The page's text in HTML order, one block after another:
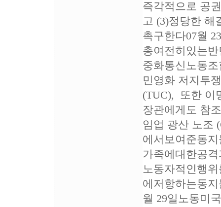
즉각적으로 공
고 (3)정당한 해
촉구한다07월
총여전히있는
중화통신노동
민영화 저지투
(TUC), 또한 이
장관에게도 참
임업 광산 노조
에서보여준동
가족에대한공
노동자적인행
에저항하는동
월 29일노동미